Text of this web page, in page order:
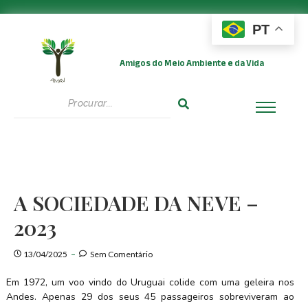
Amigos do Meio Ambiente e da Vida
A SOCIEDADE DA NEVE –
2023
13/04/2025 Sem Comentário
Em 1972, um voo vindo do Uruguai colide com uma geleira nos
Andes. Apenas 29 dos seus 45 passageiros sobreviveram ao
PT